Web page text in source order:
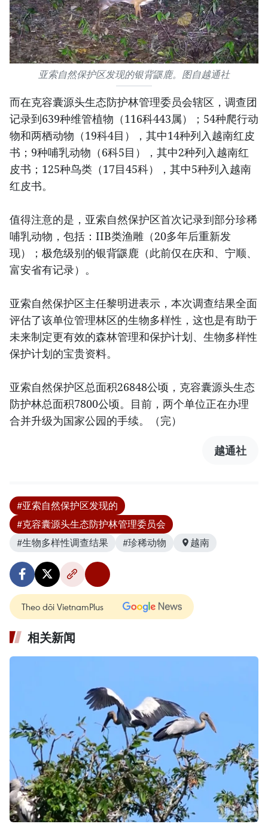
亚索自然保护区发现的银背鼷鹿。图自越通社
而在克容囊源头生态防护林管理委员会辖区，调查团
记录到639种维管植物（116科443属）；54种爬行动
物和两栖动物（19科4目），其中14种列入越南红皮
书；9种哺乳动物（6科5目），其中2种列入越南红
皮书；125种鸟类（17目45科），其中5种列入越南
红皮书。
值得注意的是，亚索自然保护区首次记录到部分珍稀
哺乳动物，包括：IIB类渔雕（20多年后重新发
现）；极危级别的银背鼷鹿（此前仅在庆和、宁顺、
富安省有记录）。
亚索自然保护区主任黎明进表示，本次调查结果全面
评估了该单位管理林区的生物多样性，这也是有助于
未来制定更有效的森林管理和保护计划、生物多样性
保护计划的宝贵资料。
亚索自然保护区总面积26848公顷，克容囊源头生态
防护林总面积7800公顷。目前，两个单位正在办理
合并升级为国家公园的手续。（完）
越通社
#亚索自然保护区发现的
#克容囊源头生态防护林管理委员会
#生物多样性调查结果
#珍稀动物 越南
Theo dõi VietnamPlus
相关新闻